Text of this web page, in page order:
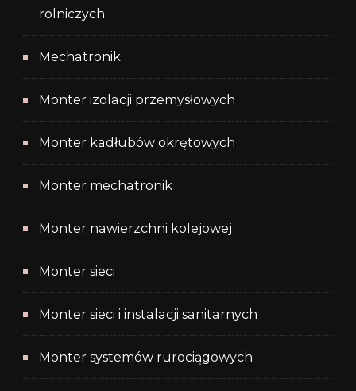
rolniczych
Mechatronik
Monter izolacji przemysłowych
Monter kadłubów okrętowych
Monter mechatronik
Monter nawierzchni kolejowej
Monter sieci
Monter sieci i instalacji sanitarnych
Monter systemów rurociągowych